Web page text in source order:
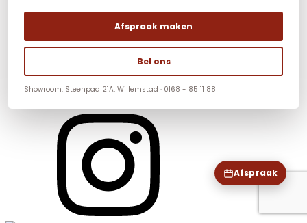
Afspraak
Afspraak maken
Bel ons
Showroom: Steenpad 21A, Willemstad · 0168 - 85 11 88